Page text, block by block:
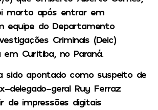
morto após entrar em
equipe do Departamento
Criminais (Deic)
Curitiba, no Paraná.
sido apontado como suspeito de
delegado-geral Ruy Ferraz
de impressões digitais